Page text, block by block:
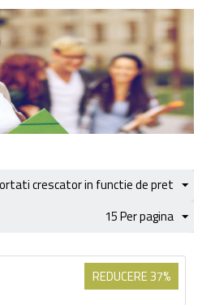
crescator in functie de pret
15 Per pagina
REDUCERE 37%